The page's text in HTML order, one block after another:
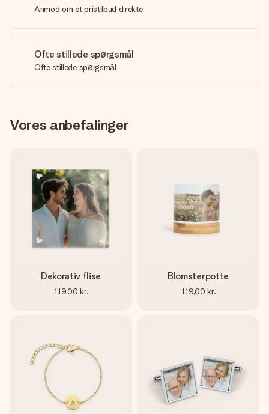
Anmod om et pristilbud direkte
Ofte stillede spørgsmål
Ofte stillede spørgsmål
Vores anbefalinger
Dekorativ flise
119,00 kr.
Blomsterpotte
119,00 kr.